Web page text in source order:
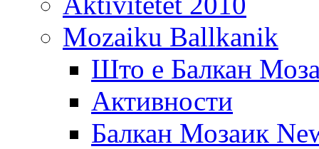
Mozaiku Ballkanik
Што е Балкан
Активности
Балкан Мозаик